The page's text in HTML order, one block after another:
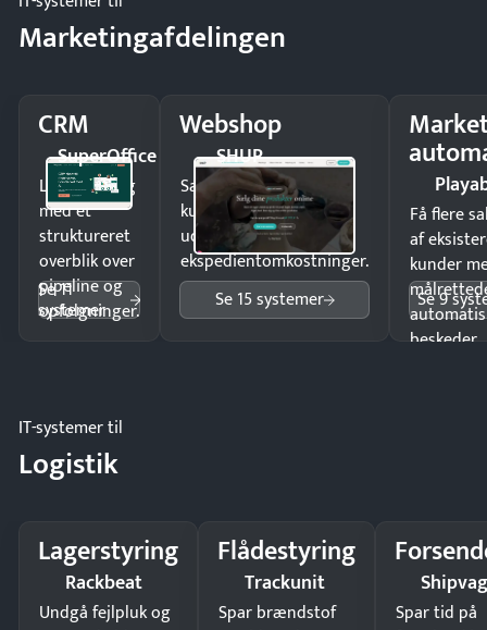
Marketingafdelingen
CRM
SuperOffice
Luk flere salg
med et
struktureret
overblik over
pipeline og
opfølgninger.
Se 11
systemer
Webshop
SHUP
Sælg produkter 24/7 til
kunder i hele landet
uden
ekspedientomkostninger.
Se 15 systemer
Få flere
af
kunder
beskeder.
Se 9
IT-systemer til
Logistik
Lagerstyring
Rackbeat
Undgå fejlpluk og
Flådestyring
Trackunit
Spar brændstof
Spar tid på